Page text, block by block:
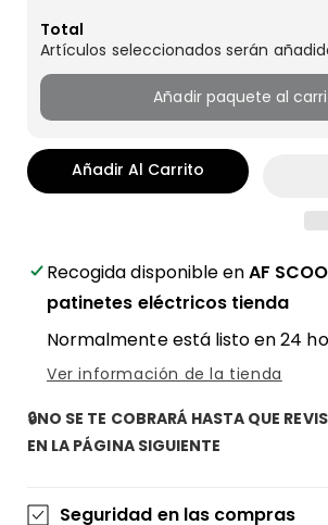
Total
Artículos seleccionados serán
Añadir paquete al
Añadir Al Carrito
Recogida disponible enAF
patinetes eléctricos tienda
Normalmente está listo en 24
Ver información de la tienda
🔒NO SE TE COBRARÁ HASTA QUE
EN LA PÁGINA SIGUIENTE
Seguridad en las compras